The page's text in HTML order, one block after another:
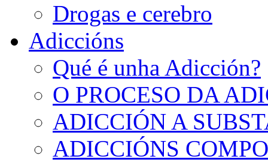
Drogas e cerebro
Adiccións
Qué é unha Adicción?
O PROCESO DA
ADICCIÓN A
ADICCIÓNS